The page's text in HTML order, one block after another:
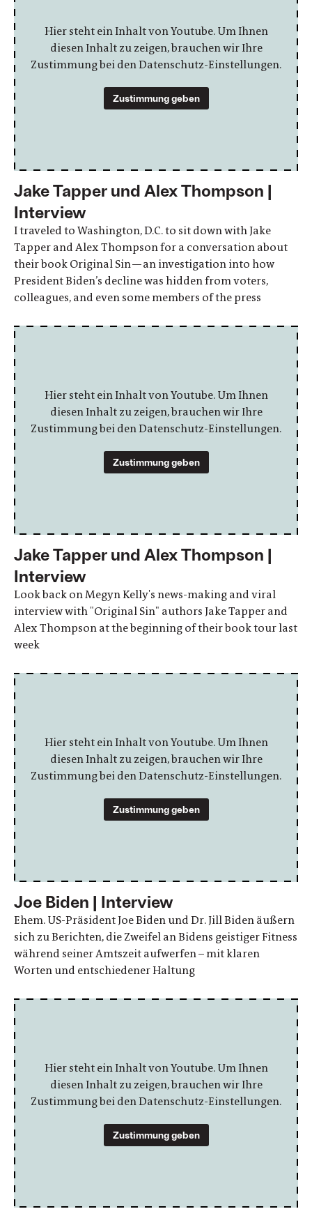
Hier steht ein Inhalt von Youtube. Um Ihnen
diesen Inhalt zu zeigen, brauchen wir Ihre
Zustimmung bei den Datenschutz-Einstellungen.
Zustimmung geben
Jake Tapper und Alex Thompson |
Interview
I traveled to Washington, D.C. to sit down with Jake
Tapper and Alex Thompson for a conversation about
their book Original Sin—an investigation into how
President Biden’s decline was hidden from voters,
colleagues, and even some members of the press
Hier steht ein Inhalt von Youtube. Um Ihnen
diesen Inhalt zu zeigen, brauchen wir Ihre
Zustimmung bei den Datenschutz-Einstellungen.
Zustimmung geben
Jake Tapper und Alex Thompson |
Interview
Look back on Megyn Kelly's news-making and viral
interview with "Original Sin" authors Jake Tapper and
Alex Thompson at the beginning of their book tour last
week
Hier steht ein Inhalt von Youtube. Um Ihnen
diesen Inhalt zu zeigen, brauchen wir Ihre
Zustimmung bei den Datenschutz-Einstellungen.
Zustimmung geben
Joe Biden | Interview
Ehem. US-Präsident Joe Biden und Dr. Jill Biden äußern
sich zu Berichten, die Zweifel an Bidens geistiger Fitness
während seiner Amtszeit aufwerfen – mit klaren
Worten und entschiedener Haltung
Hier steht ein Inhalt von Youtube. Um Ihnen
diesen Inhalt zu zeigen, brauchen wir Ihre
Zustimmung bei den Datenschutz-Einstellungen.
Zustimmung geben